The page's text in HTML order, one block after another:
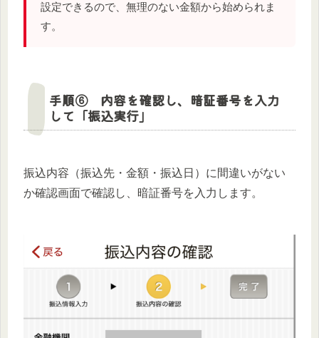
設定できるので、無理のない金額から始められま
す。
手順⑥ 内容を確認し、暗証番号を入力
して「振込実行」
振込内容（振込先・金額・振込日）に間違いがない
か確認画面で確認し、暗証番号を入力します。